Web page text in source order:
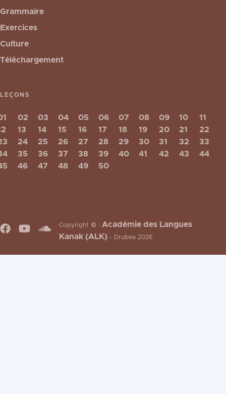
Grammaire
Exercices
Culture
Téléchargement
LEÇONS
02 03 04 05 06 07 08 09 10
11
13 14 15 16 17 18 19 20 21
22
24 25 26 27 28 29 30 31 32
33
35 36 37 38 39 40 41 42 43
44
46 47 48 49 50
Copyright © ·Académie des Langues
Kanak (ALK) - Drubea 2026